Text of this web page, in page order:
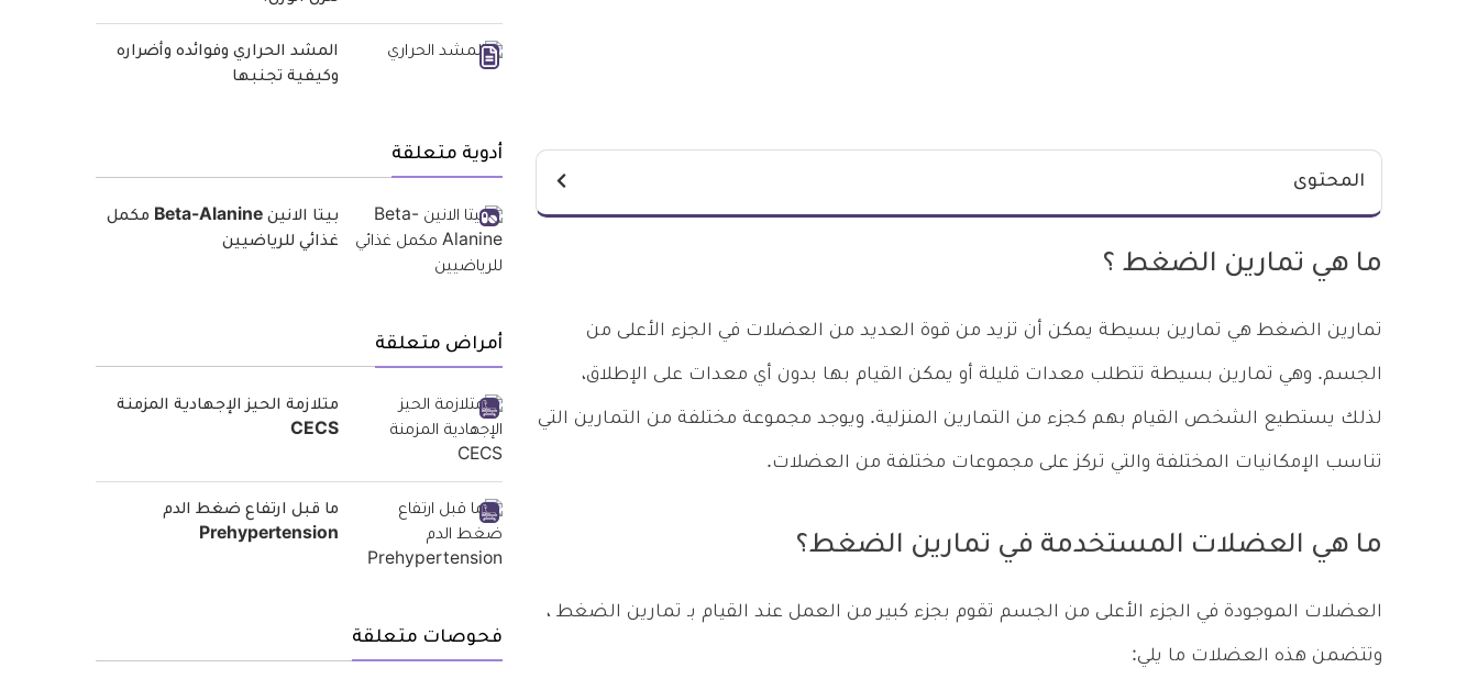
المحتوى
ما هي تمارين الضغط ؟
تمارين الضغط هي تمارين بسيطة يمكن أن تزيد من قوة العديد من العضلات في الجزء الأعلى من
الجسم. وهي تمارين بسيطة تتطلب معدات قليلة أو يمكن القيام بها بدون أي معدات على الإطلاق،
لذلك يستطيع الشخص القيام بهم كجزء من التمارين المنزلية. ويوجد مجموعة مختلفة من التمارين التي
تناسب الإمكانيات المختلفة والتي تركز على مجموعات مختلفة من العضلات.
ما هي العضلات المستخدمة في تمارين الضغط؟
العضلات الموجودة في الجزء الأعلى من الجسم تقوم بجزء كبير من العمل عند القيام بـ تمارين الضغط ،
وتتضمن هذه العضلات ما يلي:
المشد الحراري وفوائده وأضراره
وكيفية تجنبها
أدوية متعلقة
بيتا الانين Beta-Alanine مكمل
غذائي للرياضيين
أمراض متعلقة
متلازمة الحيز الإجهادية المزمنة
CECS
ما قبل ارتفاع ضغط الدم
Prehypertension
فحوصات متعلقة